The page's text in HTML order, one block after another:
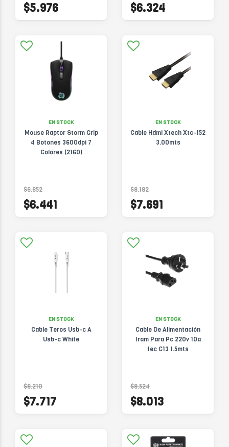
$5.976 $6.324
EN STOCK
Mouse Raptor Storm Grip
4 Botones 3600dpi 7
Colores (2160)
$6.852
$6.441
EN STOCK
Cable Hdmi Xtech Xtc-152
3.00mts
$8.182
$7.691
EN STOCK
Cable Teros Usb-c A
Usb-c White
$8.210
$7.717
EN STOCK
Cable De Alimentación
Iram Para Pc 220v 10a
Iec C13 1.5mts
$8.524
$8.013